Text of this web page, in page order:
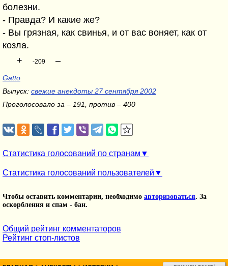
болезни.
- Правда? И какие же?
- Вы грязная, как свинья, и от вас воняет, как от
козла.
+
-209 –
Gatto
Выпуск: свежие анекдоты 27 сентября 2002
Проголосовало за – 191, против – 400
Статистика голосований по странам
Статистика голосований пользователей
Чтобы оставить комментарии, необходимо авторизоваться. За
оскорбления и спам - бан.
Общий рейтинг комментаторов
Рейтинг стоп-листов